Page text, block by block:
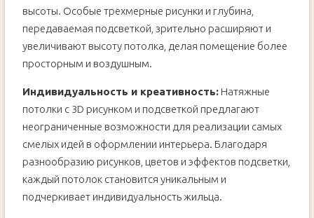
высоты. Особые трехмерные рисунки и глубина,
передаваемая подсветкой, зрительно расширяют и
увеличивают высоту потолка, делая помещение более
просторным и воздушным.
Индивидуальность и креативность:Натяжные
потолки с 3D рисунком и подсветкой предлагают
неограниченные возможности для реализации самых
смелых идей в оформлении интерьера. Благодаря
разнообразию рисунков, цветов и эффектов подсветки,
каждый потолок становится уникальным и
подчеркивает индивидуальность жильца.